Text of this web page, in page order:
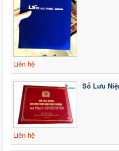
Liên hệ
Sổ Lưu
Liên hệ